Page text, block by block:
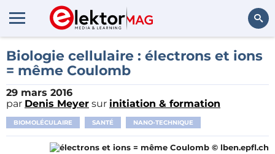
Rechercher
Biologie cellulaire : électrons et ions
= même Coulomb
29 mars 2016
par Denis Meyer sur initiation & formation
BIOMOLÉCULAIRE SANTÉ NANO-TECHNIQUE